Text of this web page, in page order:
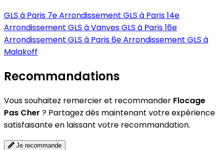
GLS à Paris 7e Arrondissement GLS à Paris 14e
Arrondissement GLS à VanvesGLS à Paris 16e
Arrondissement GLS à Paris 6e Arrondissement GLS à
Malakoff
Recommandations
Vous souhaitez remercier et recommander Flocage
Pas Cher ? Partagez dès maintenant votre expérience
satisfaisante en laissant votre recommandation.
Je recommande